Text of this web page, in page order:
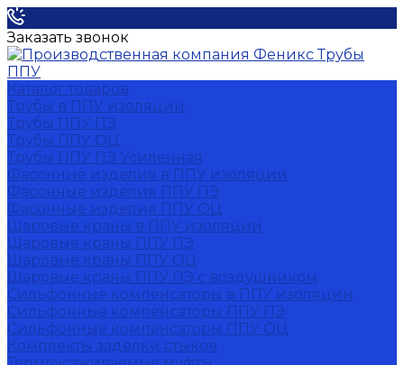
Заказать звонок
Каталог товаров
Трубы в ППУ изоляции
Трубы ППУ ПЭ
Трубы ППУ ОЦ
Трубы ППУ ПЭ Усиленная
Фасонные изделия в ППУ изоляции
Фасонные изделия ППУ ПЭ
Фасонные изделия ППУ ОЦ
Шаровые краны в ППУ изоляции
Шаровые краны ППУ ПЭ
Шаровые краны ППУ ОЦ
Шаровые краны ППУ ПЭ с воздушником
Сильфонные компенсаторы в ППУ изоляции
Сильфонные компенсаторы ППУ ПЭ
Сильфонные компенсаторы ППУ ОЦ
Комплекты заделки стыков